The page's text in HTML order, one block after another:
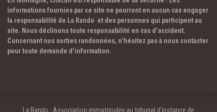
informations fournies par ce site ne pourront en aucun cas engager
la responsabilité de La Rando et des personnes qui participent au
site. Nous déclinons toute responsabilité en cas d’accident.
Concernant nos sorties randonnées, n’hésitez pas à nous contacter
pour toute demande d’information.
La Rando : Association immatriculée au tribunal d’instance de